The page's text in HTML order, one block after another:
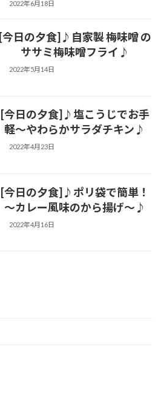
2022年6月18日
[今日の夕食]♪自家製 梅味噌 の
ササミ梅味噌フライ♪
2022年5月14日
[今日の夕食]♪塩こうじでお手
軽～やわらかサラダチキン♪
2022年4月23日
[今日の夕食]♪ポリ袋で簡単！
～カレー風味のから揚げ～♪
2022年4月16日